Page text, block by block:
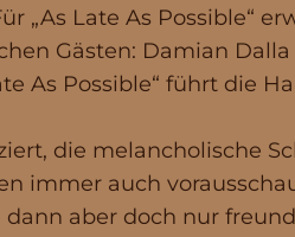
„As Late As Possible“
Gästen: Damian Dalla
As Possible“ führt die
die melancholische
immer auch
aber doch nur